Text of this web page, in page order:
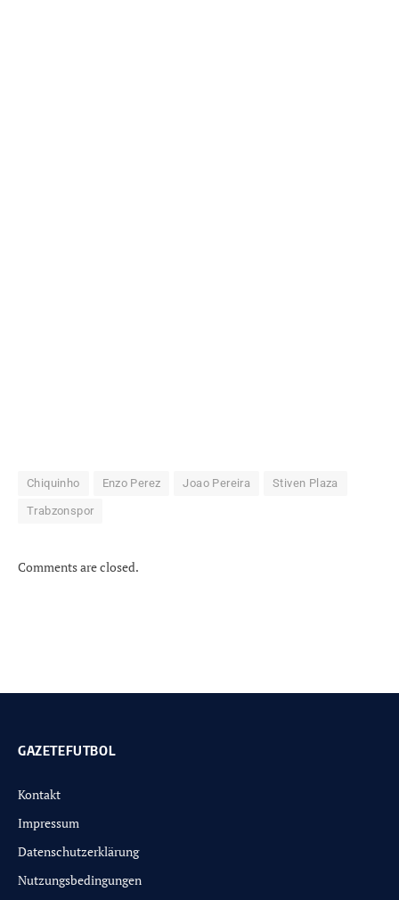
Chiquinho Enzo Perez Joao Pereira Stiven Plaza
Trabzonspor
Comments are closed.
GAZETEFUTBOL
Kontakt
Impressum
Datenschutzerklärung
Nutzungsbedingungen